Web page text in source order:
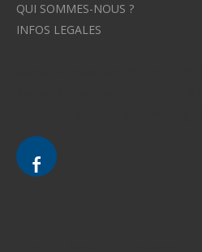
QUI SOMMES-NOUS ?
INFOS LEGALES